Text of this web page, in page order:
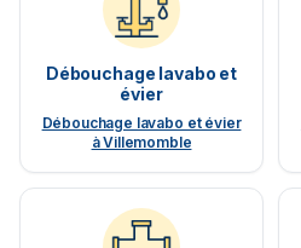
Débouchage lavabo et
évier
Débouchage lavabo et évier
à Villemomble